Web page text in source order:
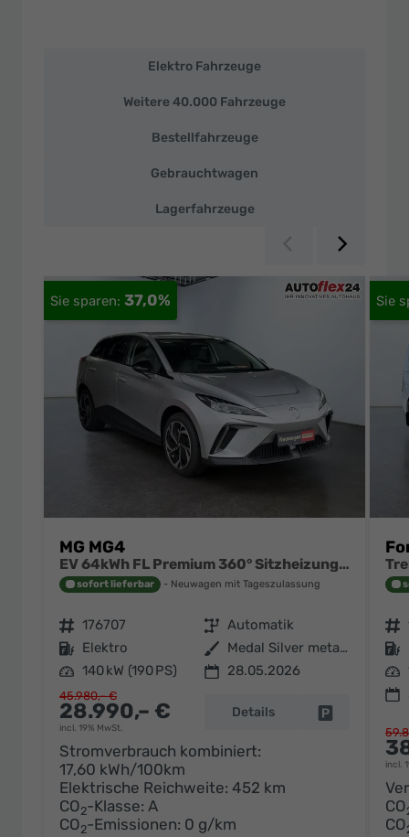
Neuwagen
Elektro Fahrzeuge
Weitere 40.000 Fahrzeuge
Bestellfahrzeuge
Gebrauchtwagen
Lagerfahrzeuge
Zurück
37,0%
MG MG4
EV 64kWh FL Premium 360° Sitzheizung 12,8 Zoll Wärmepumpe
sofort lieferbar Neuwagen mit Tageszulassung
Fahrzeugnr. 176707 Getriebe Automatik
Kraftstoff Elektro Außenfarbe
Medal Silver metallic
Leistung 140 kW (190 PS) 28.05.2026
28.990,– €
incl. 19% MwSt.
45.980,– €
Details
Stromverbrauch kombiniert:
17,60 kWh/100km
Elektrische Reichweite: 452 km
CO2-Klasse: A
CO2-Emissionen: 0 g/km
Fahrzeugnr.
Kraftstoff
Leistung
incl.
CO
CO